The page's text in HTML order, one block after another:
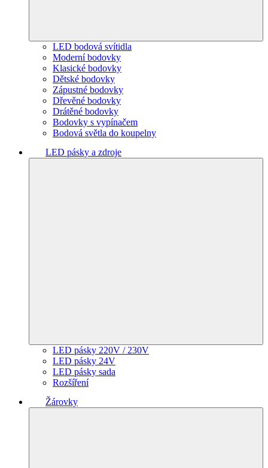
LED bodová svítidla
Moderní bodovky
Klasické bodovky
Dětské bodovky
Zápustné bodovky
Dřevěné bodovky
Drátěné bodovky
Bodovky s vypínačem
Bodová světla do koupelny
LED pásky a zdroje
LED pásky 220V / 230V
LED pásky 24V
LED pásky sada
Rozšíření
Žárovky